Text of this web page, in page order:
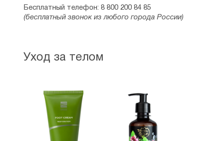
Бесплатный телефон: 8 800 200 84 85
(бесплатный звонок из любого города России)
Уход за телом